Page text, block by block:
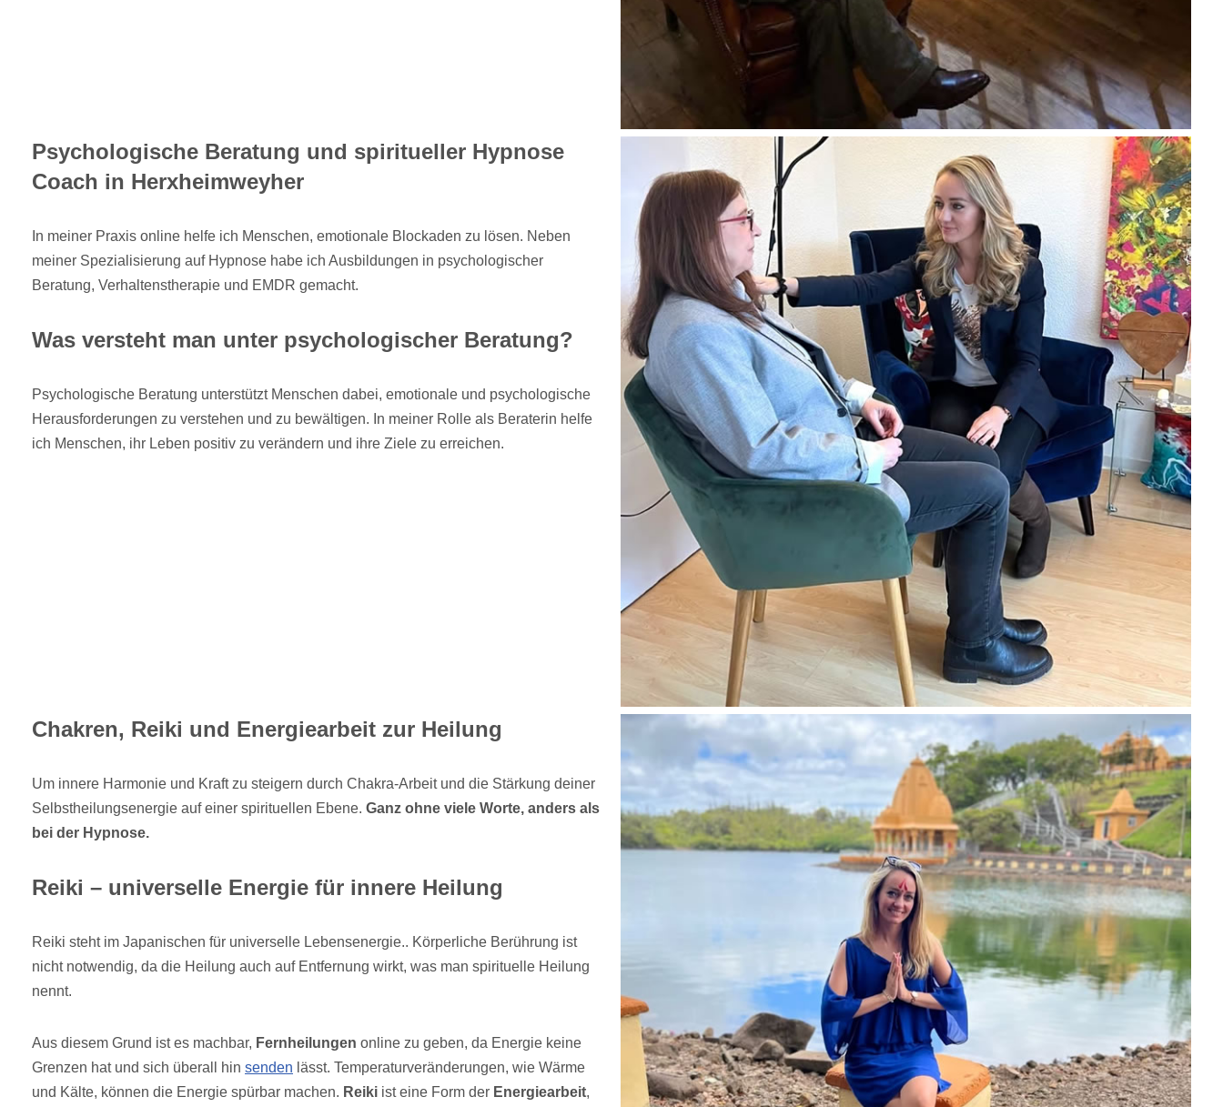
Psychologische Beratung und spiritueller Hypnose
Coach in Herxheimweyher
In meiner Praxis online helfe ich Menschen, emotionale Blockaden zu lösen. Neben
meiner Spezialisierung auf Hypnose habe ich Ausbildungen in psychologischer
Beratung, Verhaltenstherapie und EMDR gemacht.
Was versteht man unter psychologischer Beratung?
Psychologische Beratung unterstützt Menschen dabei, emotionale und psychologische
Herausforderungen zu verstehen und zu bewältigen. In meiner Rolle als Beraterin helfe
ich Menschen, ihr Leben positiv zu verändern und ihre Ziele zu erreichen.
Chakren, Reiki und Energiearbeit zur Heilung
Um innere Harmonie und Kraft zu steigern durch Chakra-Arbeit und die Stärkung deiner
Selbstheilungsenergie auf einer spirituellen Ebene. Ganz ohne viele Worte, anders als
bei der Hypnose.
Reiki – universelle Energie für innere Heilung
Reiki steht im Japanischen für universelle Lebensenergie.. Körperliche Berührung ist
nicht notwendig, da die Heilung auch auf Entfernung wirkt, was man spirituelle Heilung
nennt.
Aus diesem Grund ist es machbar, Fernheilungen online zu geben, da Energie keine
Grenzen hat und sich überall hin senden lässt. Temperaturveränderungen, wie Wärme
und Kälte, können die Energie spürbar machen. Reiki ist eine Form der Energiearbeit,